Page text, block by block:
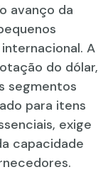
avanço da
A
do dólar,
segmentos
para itens
exige
capacidade